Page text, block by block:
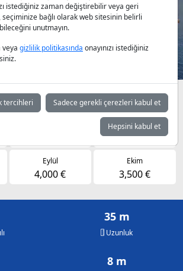
göre günlük fiyatlar
Temmuz
4,600 €
Eylül
4,000 €
Ekim
3,500 €
35 m
Uzunluk
8 m
istediğiniz zaman değiştirebilir veya geri
bağlı olarak web sitesinin belirli
unutmayın.
veya gizlilik politikasında onayınızı istediğiniz
tercihleri Sadece gerekli çerezleri kabul et
Hepsini kabul et